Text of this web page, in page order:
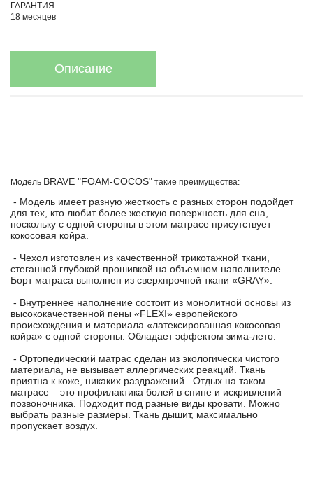
ГАРАНТИЯ
18 месяцев
Описание
Модель BRAVE "FOAM-COCOS" такие преимущества:
- Модель имеет разную жесткость с разных сторон подойдет
для тех, кто любит более жесткую поверхность для сна,
поскольку с одной стороны в этом матрасе присутствует
кокосовая койра.
- Чехол изготовлен из качественной трикотажной ткани,
стеганной глубокой прошивкой на объемном наполнителе.
Борт матраса выполнен из сверхпрочной ткани «GRAY».
- Внутреннее наполнение состоит из монолитной основы из
высококачественной пены «FLEXI» европейского
происхождения и материала «латексированная кокосовая
койра» с одной стороны. Обладает эффектом зима-лето.
- Ортопедический матрас сделан из экологически чистого
материала, не вызывает аллергических реакций. Ткань
приятна к коже, никаких раздражений. Отдых на таком
матрасе – это профилактика болей в спине и искривлений
позвоночника. Подходит под разные виды кровати. Можно
выбрать разные размеры. Ткань дышит, максимально
пропускает воздух.